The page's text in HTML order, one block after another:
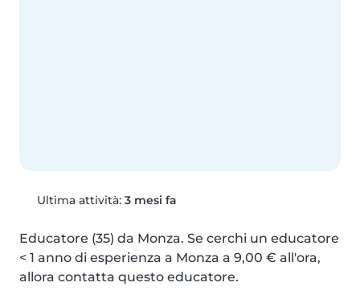
Ultima attività: 3 mesi fa
Educatore (35) da Monza. Se cerchi un educatore
< 1 anno di esperienza a Monza a 9,00 € all'ora,
allora contatta questo educatore.